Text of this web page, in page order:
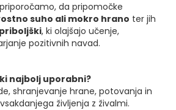
da pripomočke
suho ali mokro hrano ter jih
priboljški, ki olajšajo učenje,
pozitivnih navad.
najbolj uporabni?
shranjevanje hrane, potovanja in
življenja z živalmi.